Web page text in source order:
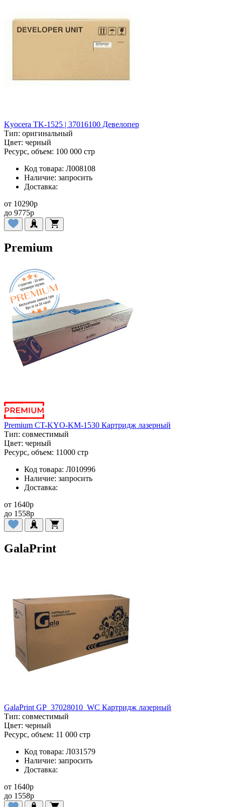
Kyocera TK-1525 | 37016100 Девелопер
Тип: оригинальный
Цвет: черный
Ресурс, объем: 100 000 стр
Код товара: Л008108
Наличие: запросить
Доставка:
от 10290p
до 9775p
Premium
Premium CT-KYO-KM-1530 Картридж лазерный
Тип: совместимый
Цвет: черный
Ресурс, объем: 11000 стр
Код товара: Л010996
Наличие: запросить
Доставка:
от 1640p
до 1558p
GalaPrint
GalaPrint GP_37028010_WC Картридж лазерный
Тип: совместимый
Цвет: черный
Ресурс, объем: 11 000 стр
Код товара: Л031579
Наличие: запросить
Доставка:
от 1640p
до 1558p